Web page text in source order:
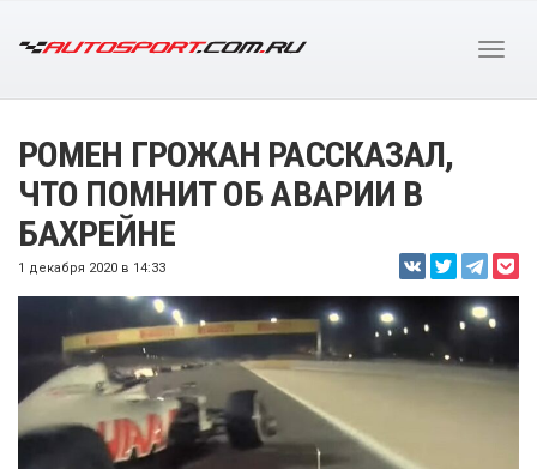
РОМЕН ГРОЖАН РАССКАЗАЛ,
ЧТО ПОМНИТ ОБ АВАРИИ В
БАХРЕЙНЕ
1 декабря 2020 в 14:33